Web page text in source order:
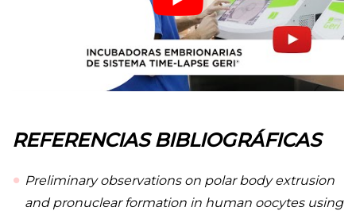
REFERENCIAS BIBLIOGRÁFICAS
Preliminary observations on polar body extrusion
and pronuclear formation in human oocytes using